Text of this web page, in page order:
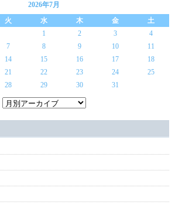
2026年7月
火 水 木 金
土
1
2 3
4
7 8 9 10
11
14 15 16 17
18
21 22 23 24
25
28 29 30 31